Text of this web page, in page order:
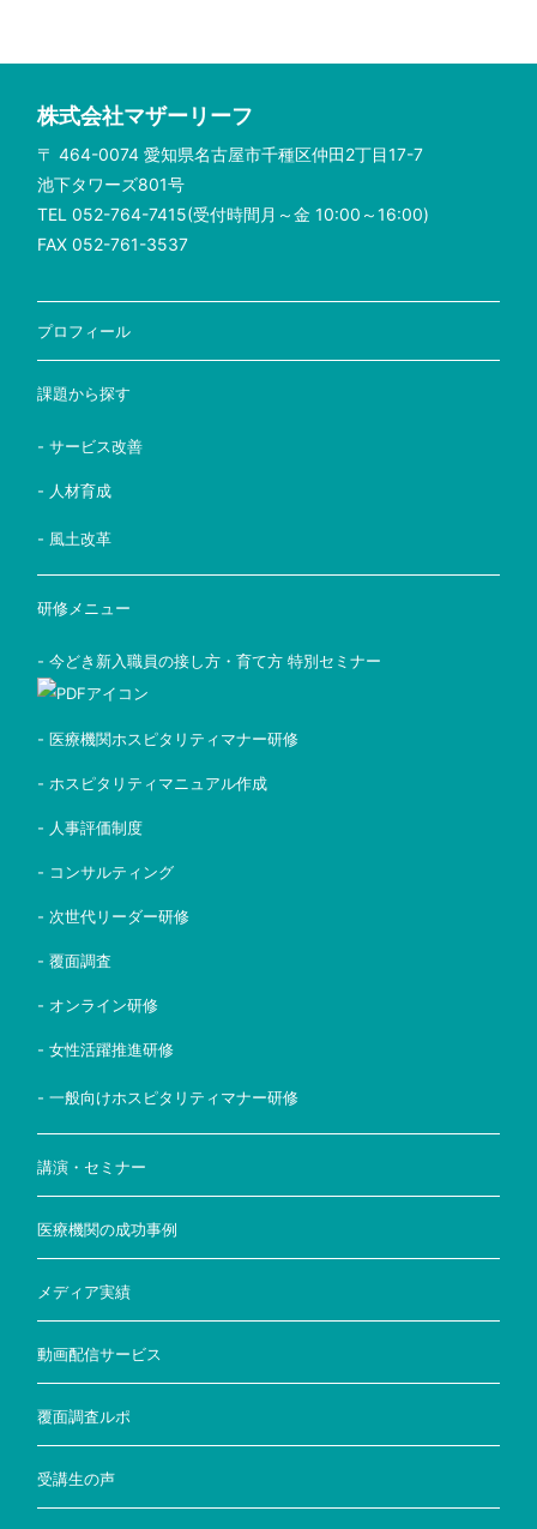
株式会社マザーリーフ
〒 464-0074 愛知県名古屋市千種区仲田2丁目17-7
池下タワーズ801号
TEL 052-764-7415(受付時間月～金 10:00～16:00)
FAX 052-761-3537
プロフィール
課題から探す
- サービス改善
- 人材育成
- 風土改革
研修メニュー
- 今どき新入職員の接し方・育て方 特別セミナー
- 医療機関ホスピタリティマナー研修
- ホスピタリティマニュアル作成
- 人事評価制度
- コンサルティング
- 次世代リーダー研修
- 覆面調査
- オンライン研修
- 女性活躍推進研修
- 一般向けホスピタリティマナー研修
講演・セミナー
医療機関の成功事例
メディア実績
動画配信サービス
覆面調査ルポ
受講生の声